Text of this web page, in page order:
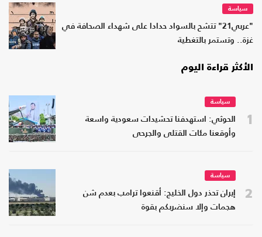
سياسة
"عربي21" تتشح بالسواد حدادا على شهداء الصحافة في
غزة.. وتستمر بالتغطية
الأكثر قراءة اليوم
1
سياسة
الحوثي: استهدفنا تحشيدات سعودية واسعة
وأوقعنا مئات القتلى والجرحى
2
سياسة
إيران تحذر دول الخليج: أقنعوا ترامب بعدم شن
هجمات وإلا سنضربكم بقوة